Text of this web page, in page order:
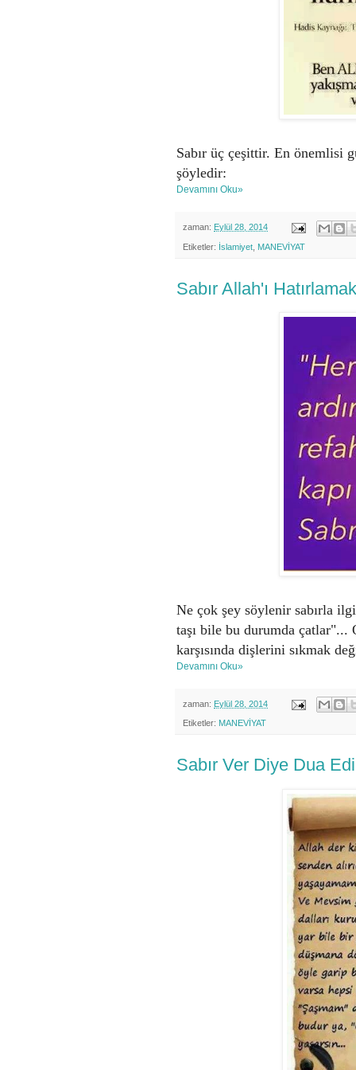
Sabır üç çeşittir. En önemlisi
şöyledir:
Devamını Oku»
zaman: Eylül 28, 2014
Etiketler: İslamiyet MANEVİYAT
Sabır Allah'ı
Ne çok şey söylenir sabırla
taşı bile bu durumda çatlar"...
karşısında dişlerini sıkmak
Devamını Oku»
zaman: Eylül 28, 2014
Etiketler: MANEVİYAT
Sabır Ver Diye Dua